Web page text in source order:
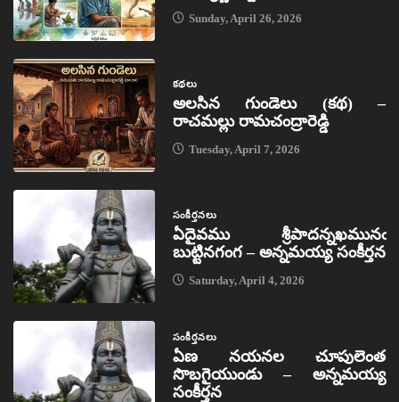
Sunday, April 26, 2026
కథలు
అలసిన గుండెలు (కథ) –
రాచమల్లు రామచంద్రారెడ్డి
Tuesday, April 7, 2026
సంకీర్తనలు
ఏదైవము శ్రీపాదన్నఖమునఁ
బుట్టినగంగ – అన్నమయ్య సంకీర్తన
Saturday, April 4, 2026
సంకీర్తనలు
ఏణ నయనల చూపులెంత
సొబగైయుండు – అన్నమయ్య
సంకీర్తన